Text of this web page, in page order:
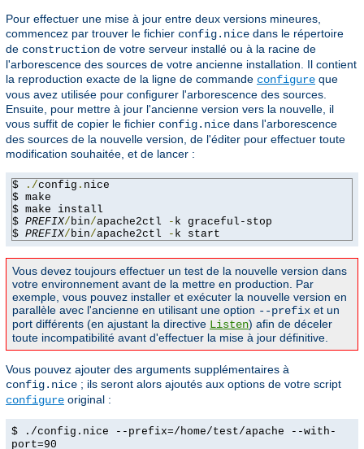
Pour effectuer une mise à jour entre deux versions mineures,
commencez par trouver le fichier config.nice dans le répertoire
de construction de votre serveur installé ou à la racine de
l'arborescence des sources de votre ancienne installation. Il contient
la reproduction exacte de la ligne de commande configure que
vous avez utilisée pour configurer l'arborescence des sources.
Ensuite, pour mettre à jour l'ancienne version vers la nouvelle, il
vous suffit de copier le fichier config.nice dans l'arborescence
des sources de la nouvelle version, de l'éditer pour effectuer toute
modification souhaitée, et de lancer :
$ ./config . nice
$ make
$ make install
$ PREFIX/ bin/apache2ctl - k graceful-stop
$ PREFIX/ bin/apache2ctl - k start
Vous devez toujours effectuer un test de la nouvelle version dans
votre environnement avant de la mettre en production. Par
exemple, vous pouvez installer et exécuter la nouvelle version en
parallèle avec l'ancienne en utilisant une option --prefix et un
port différents (en ajustant la directive Listen) afin de déceler
toute incompatibilité avant d'effectuer la mise à jour définitive.
Vous pouvez ajouter des arguments supplémentaires à
config.nice ; ils seront alors ajoutés aux options de votre script
configure original :
$ ./config.nice --prefix=/home/test/apache --with-
port=90